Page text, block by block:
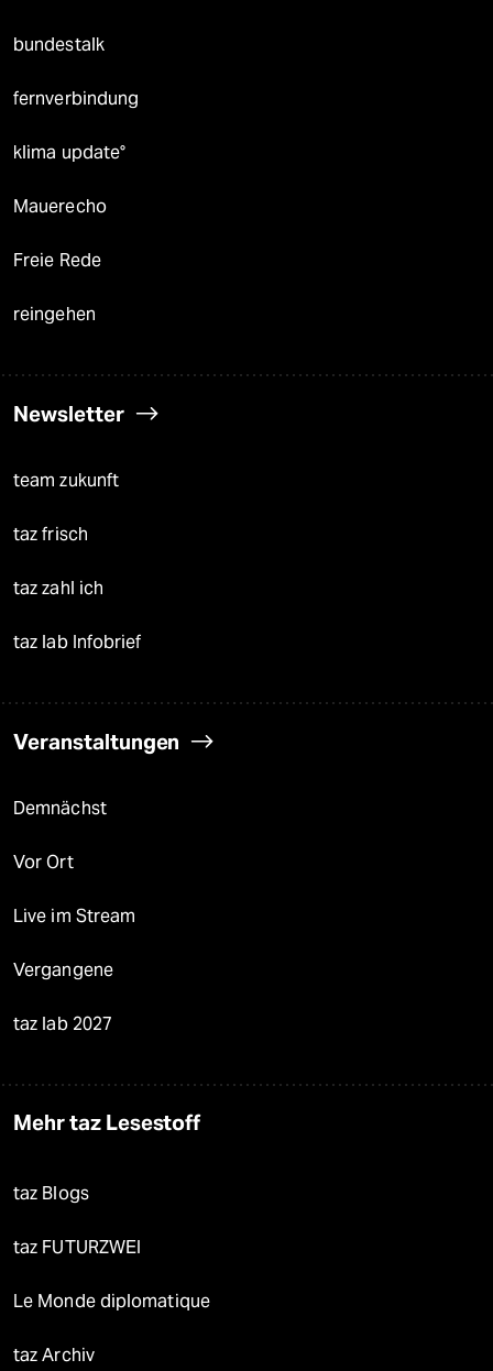
bundestalk
fernverbindung
klima update°
Mauerecho
Freie Rede
reingehen
Newsletter
team zukunft
taz frisch
taz zahl ich
taz lab Infobrief
Veranstaltungen
Demnächst
Vor Ort
Live im Stream
Vergangene
taz lab 2027
Mehr taz Lesestoff
taz Blogs
taz FUTURZWEI
Le Monde diplomatique
taz Archiv